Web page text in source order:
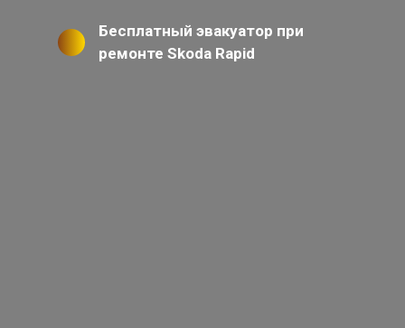
Бесплатный эвакуатор при
ремонте Skoda Rapid